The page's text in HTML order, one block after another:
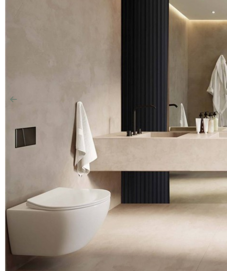
Précédent